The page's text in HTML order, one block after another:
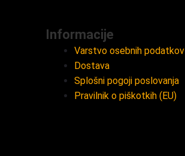
Informacije
Varstvo osebnih podatkov
Dostava
Splošni pogoji poslovanja
Pravilnik o piškotkih (EU)